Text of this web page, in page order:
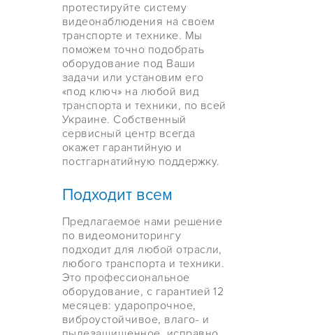
протестируйте систему
видеонаблюдения на своем
транспорте и технике. Мы
поможем точно подобрать
оборудование под Ваши
задачи или установим его
«под ключ» на любой вид
транспорта и техники, по всей
Украине. Собственный
сервисный центр всегда
окажет гарантийную и
постгарнатийную поддержку.
Подходит всем
Предлагаемое нами решение
по видеомониторингу
подходит для любой отрасли,
любого транспорта и техники.
Это профессиональное
оборудование, с гарантией 12
месяцев: ударопрочное,
виброустойчивое, влаго- и